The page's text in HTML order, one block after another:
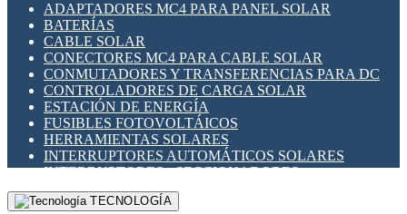
ADAPTADORES MC4 PARA PANEL SOLAR
BATERÍAS
CABLE SOLAR
CONECTORES MC4 PARA CABLE SOLAR
CONMUTADORES Y TRANSFERENCIAS PARA DC
CONTROLADORES DE CARGA SOLAR
ESTACIÓN DE ENERGÍA
FUSIBLES FOTOVOLTÁICOS
HERRAMIENTAS SOLARES
INTERRUPTORES AUTOMÁTICOS SOLARES
INTERRUPTORES - SECCIONADORES
FOTOVOLTÁICOS
MONTAJE PANEL SOLAR
TECNOLOGÍA